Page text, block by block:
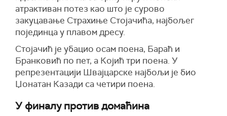
атрактиван потез као што је сурово
закуцавање Страхиње Стојачића, најбољег
појединца у плавом дресу.
Стојачић је убацио осам поена, Бараћ и
Бранковић по пет, а Којић три поена. У
репрезентацији Швајцарске најбољи је био
Џонатан Казади са четири поена.
У финалу против домаћина